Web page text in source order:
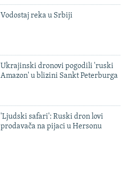
Vodostaj reka u Srbiji
Ukrajinski dronovi pogodili 'ruski
Amazon' u blizini Sankt Peterburga
'Ljudski safari': Ruski dron lovi
prodavača na pijaci u Hersonu